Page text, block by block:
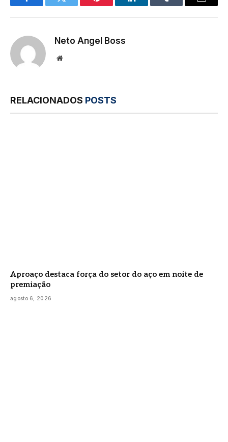
FacebookTwitter Pinterest LinkedInTumblr
E-
Neto Angel Boss
Site
RELACIONADOS POSTS
Aproaço destaca força do setor do aço em noite de
premiação
agosto 6, 2026